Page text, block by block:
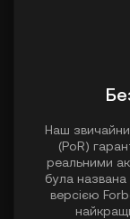
Наш
(PoR)
реальними
була
версією